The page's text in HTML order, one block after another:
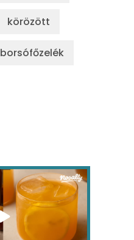
körözött
borsófőzelék